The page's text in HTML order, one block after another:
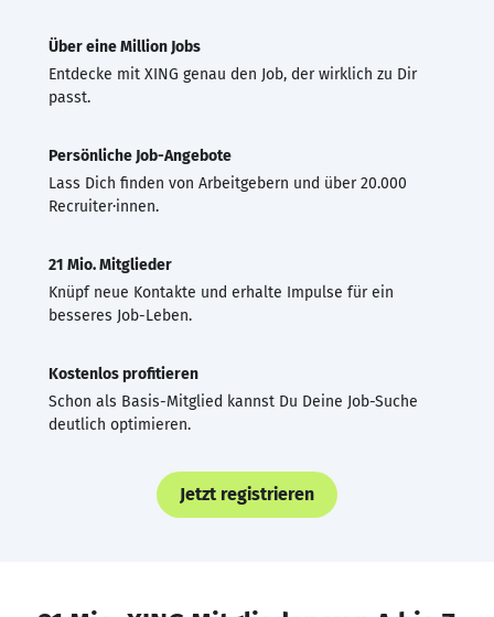
Über eine Million Jobs
Entdecke mit XING genau den Job, der wirklich zu Dir
passt.
Persönliche Job-Angebote
Lass Dich finden von Arbeitgebern und über 20.000
Recruiter·innen.
21 Mio. Mitglieder
Knüpf neue Kontakte und erhalte Impulse für ein
besseres Job-Leben.
Kostenlos profitieren
Schon als Basis-Mitglied kannst Du Deine Job-Suche
deutlich optimieren.
Jetzt registrieren